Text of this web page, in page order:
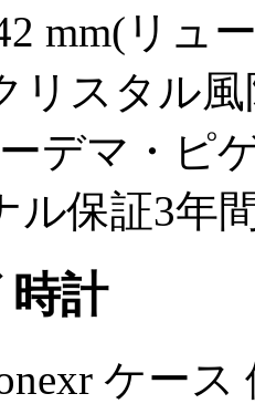
mm(リュ
リスタル
デマ・ピ
ル保証3年
時計
ケー